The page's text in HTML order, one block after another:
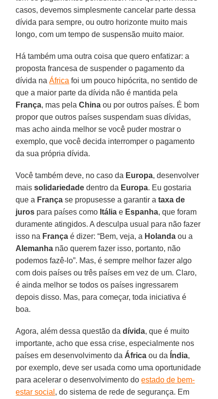
casos, devemos simplesmente cancelar parte dessa
dívida para sempre, ou outro horizonte muito mais
longo, com um tempo de suspensão muito maior.
Há também uma outra coisa que quero enfatizar: a
proposta francesa de suspender o pagamento da
dívida naÁfrica foi um pouco hipócrita, no sentido de
que a maior parte da dívida não é mantida pela
França, mas pelaChina ou por outros países. É bom
propor que outros países suspendam suas dívidas,
mas acho ainda melhor se você puder mostrar o
exemplo, que você decida interromper o pagamento
da sua própria dívida.
Você também deve, no caso da Europa, desenvolver
maissolidariedade dentro da Europa. Eu gostaria
que a França se propusesse a garantir ataxa de
juros para países como Itália e Espanha, que foram
duramente atingidos. A desculpa usual para não fazer
isso na França é dizer: “Bem, veja, a Holanda ou a
Alemanha não querem fazer isso, portanto, não
podemos fazê-lo”. Mas, é sempre melhor fazer algo
com dois países ou três países em vez de um. Claro,
é ainda melhor se todos os países ingressarem
depois disso. Mas, para começar, toda iniciativa é
boa.
Agora, além dessa questão dadívida, que é muito
importante, acho que essa crise, especialmente nos
países em desenvolvimento da África ou da Índia,
por exemplo, deve ser usada como uma oportunidade
para acelerar o desenvolvimento doestado de bem-
estar social , do sistema de rede de segurança. Em